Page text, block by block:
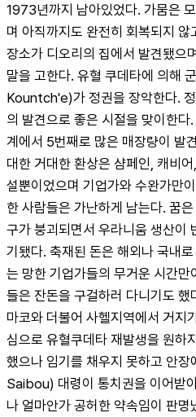
1973년까지 남아있었다. 가뭄은
며 아직까지도 완전히 회복되지
장소가 디오리의 집에서 발견됐으
말을 고한다. 유혈 쿠데타에 의해
Kountch'e)가 정권을 장악한다.
의 발견으로 좋은 시절을 맞이한
계에서 5번째로 많은 매장량이 발
대한 거대한 환상은 샴페인, 캐비
설뿐이었으며 기업가와 수완가만
한 사람들은 가난하게 남는다. 꿈
구가 붕괴되면서 우라니움 생산이
기됐다. 축재된 돈은 해외나 국내
는 망한 기업가들의 무거운 시간
들은 잔돈을 구걸하러 다니기도
마코와 더불어 사헬지역에서 거지
심으로 유혈쿠데타 재발생을 원하
했으나 임기를 채우지 못하고 안
Saibou) 대령이 통치권을 이어받
나 얼마안가 공허한 약속임이 판